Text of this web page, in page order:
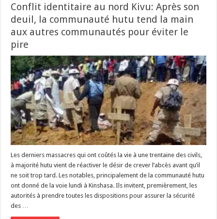
Conflit identitaire au nord Kivu: Après son
deuil, la communauté hutu tend la main
aux autres communautés pour éviter le
pire
Les derniers massacres qui ont coûtés la vie à une trentaine des civils,
à majorité hutu vient de réactiver le désir de crever l’abcès avant qu’il
ne soit trop tard. Les notables, principalement de la communauté hutu
ont donné de la voie lundi à Kinshasa. Ils invitent, premièrement, les
autorités à prendre toutes les dispositions pour assurer la sécurité
des …